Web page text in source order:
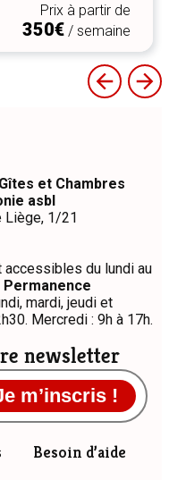
Prix à partir de
350€/ semaine
newsletter
m’inscris !
et Chambres
asbl
Liège, 1/21
accessibles du lundi au
Permanence
mardi, jeudi et
Mercredi : 9h à 17h.
Besoin d’aide